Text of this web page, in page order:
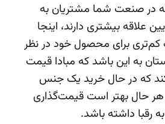
در صنعت شما مشتریان به
علاقه بیشتری دارند، اینجا
کم‌تری برای محصول خود در نظر
به این باشد که مبادا قیمت
کند که در حال خرید یک جنس
حال بهتر است قیمت‌گذاری
رقبا داشته باشد.